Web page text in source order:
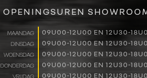
OPENINGSUREN
MAANDAG 09U00-12U00 EN 12U30-
DINSDAG 09U00-12U00 EN 12U30-
WOENSDAG 09U00-12U00 EN 12U30-
DONDERDAG 09U00-12U00 EN 12U30-
VRIJDAG 09U00-12U00 EN 12U30-